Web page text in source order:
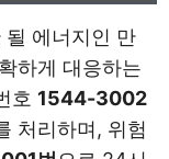
될 에너지인 만
하게 대응하는
호 1544-3002
처리하며, 위험